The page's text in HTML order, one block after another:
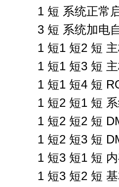
1 短 系统正常
3 短 系统加电自
1 短1 短2 短 主
1 短1 短3 短 主
1 短1 短4 短
1 短2 短1 短 系
1 短2 短2 短
1 短2 短3 短
1 短3 短1 短 内
1 短3 短2 短 基